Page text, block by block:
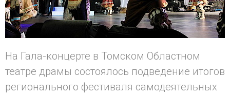
На Гала-концерте в Томском Областном
театре драмы состоялось подведение итогов
регионального фестиваля самодеятельных